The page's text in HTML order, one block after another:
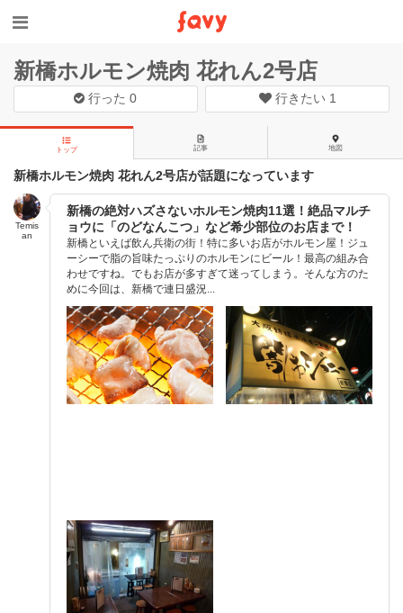
新橋ホルモン焼肉 花れん2号店
行った0 行きたい 1
トップ 記事 地図
新橋ホルモン焼肉 花れん2号店が話題になっています
Temis
an
新橋の絶対ハズさないホルモン焼肉11選！絶品マルチ
ョウに「のどなんこつ」など希少部位のお店まで！
新橋といえば飲ん兵衛の街！特に多いお店がホルモン屋！ジュ
ーシーで脂の旨味たっぷりのホルモンにビール！最高の組み合
わせですね。でもお店が多すぎて迷ってしまう。そんな方のた
めに今回は、新橋で連日盛況...